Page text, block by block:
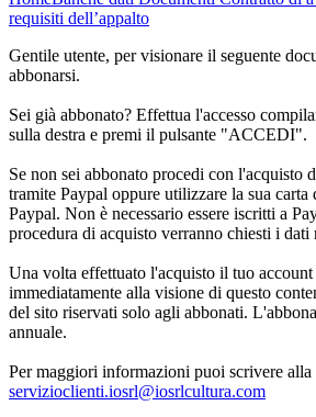
requisiti dell’appalto
Gentile utente, per visionare il seguente
abbonarsi.
Sei già abbonato? Effettua l'accesso
sulla destra e premi il pulsante "ACCEDI".
Se non sei abbonato procedi con l'acquisto
tramite Paypal oppure utilizzare la sua carta
Paypal. Non è necessario essere iscritti a
procedura di acquisto verranno chiesti i dati
Una volta effettuato l'acquisto il tuo
immediatamente alla visione di questo
del sito riservati solo agli abbonati.
annuale.
Per maggiori informazioni puoi scrivere alla
servizioclienti.iosrl@iosrlcultura.com